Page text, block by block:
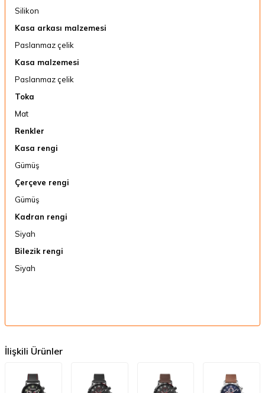
Silikon
Kasa arkası malzemesi
Paslanmaz çelik
Kasa malzemesi
Paslanmaz çelik
Toka
Mat
Renkler
Kasa rengi
Gümüş
Çerçeve rengi
Gümüş
Kadran rengi
Siyah
Bilezik rengi
Siyah
İlişkili Ürünler